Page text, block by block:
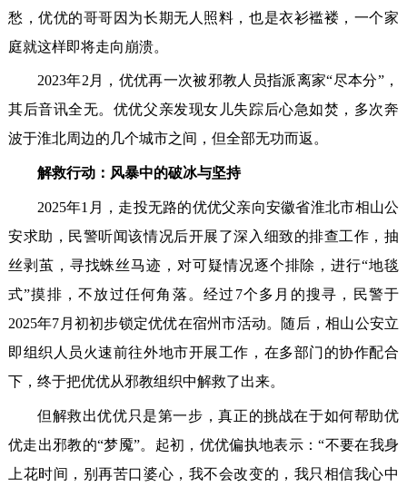
愁，优优的哥哥因为长期无人照料，也是衣衫褴褛，一个家
庭就这样即将走向崩溃。
2023年2月，优优再一次被邪教人员指派离家“尽本分”，
其后音讯全无。优优父亲发现女儿失踪后心急如焚，多次奔
波于淮北周边的几个城市之间，但全部无功而返。
解救行动：风暴中的破冰与坚持
2025年1月，走投无路的优优父亲向安徽省淮北市相山公
安求助，民警听闻该情况后开展了深入细致的排查工作，抽
丝剥茧，寻找蛛丝马迹，对可疑情况逐个排除，进行“地毯
式”摸排，不放过任何角落。经过7个多月的搜寻，民警于
2025年7月初初步锁定优优在宿州市活动。随后，相山公安立
即组织人员火速前往外地市开展工作，在多部门的协作配合
下，终于把优优从邪教组织中解救了出来。
但解救出优优只是第一步，真正的挑战在于如何帮助优
优走出邪教的“梦魇”。起初，优优偏执地表示：“不要在我身
上花时间，别再苦口婆心，我不会改变的，我只相信我心中